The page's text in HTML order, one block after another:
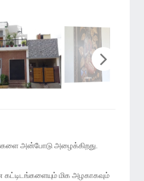
அன்போடு அழைக்கிறது.
மிக அழகாகவும்